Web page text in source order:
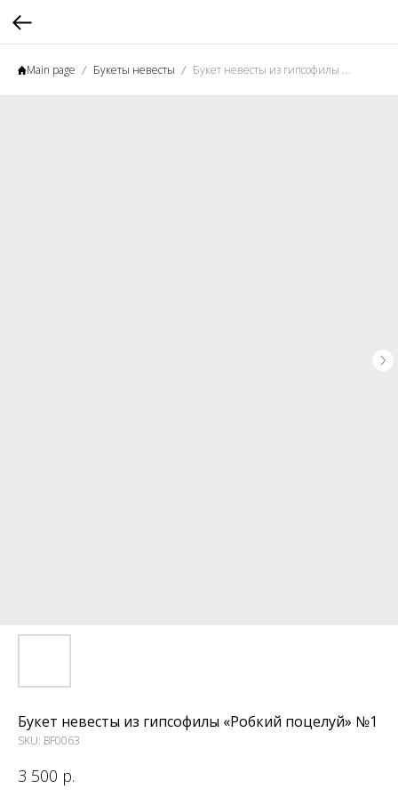
Main page Букеты невесты Букет невесты из гипсофилы «Робкий поцелуй» №1
Букет невесты из гипсофилы «Робкий поцелуй» №1
SKU: BF0063
3 500 р.